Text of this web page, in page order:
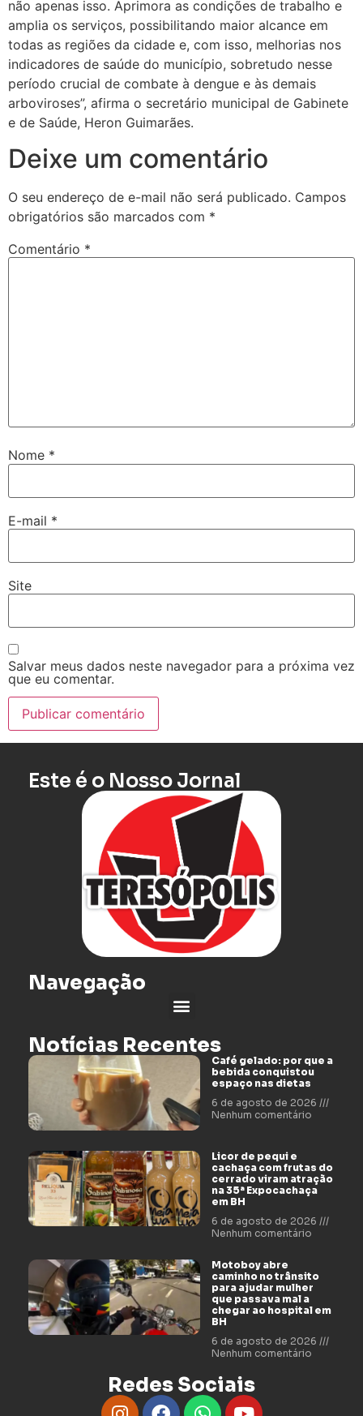
não apenas isso. Aprimora as condições de trabalho e
amplia os serviços, possibilitando maior alcance em
todas as regiões da cidade e, com isso, melhorias nos
indicadores de saúde do município, sobretudo nesse
período crucial de combate à dengue e às demais
arboviroses”, afirma o secretário municipal de Gabinete
e de Saúde, Heron Guimarães.
Deixe um comentário
O seu endereço de e-mail não será publicado. Campos
obrigatórios são marcados com *
Comentário *
Nome *
E-mail *
Site
Salvar meus dados neste navegador para a próxima vez
que eu comentar.
Este é o Nosso Jornal
Navegação
Notícias Recentes
Café gelado: por que a
bebida conquistou
espaço nas dietas
6 de agosto de 2026
Nenhum comentário
Licor de pequi e
cachaça com frutas do
cerrado viram atração
na 35ª Expocachaça
em BH
6 de agosto de 2026
Nenhum comentário
Motoboy abre
caminho no trânsito
para ajudar mulher
que passava mal a
chegar ao hospital em
BH
6 de agosto de 2026
Nenhum comentário
Redes Sociais